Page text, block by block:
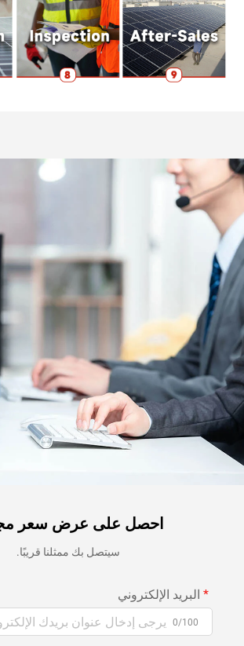
احصل على عرض سعر
سيتصل بك ممثلنا قريبًا.
البريد الإلكتروني
0/100